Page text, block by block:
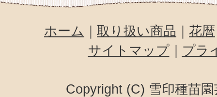
ホーム 取り扱い商品 花暦
サイトマップ｜ プラ
Copyright (C) 雪印種苗